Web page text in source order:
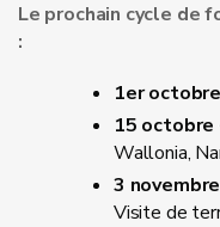
Le prochain cycle de
:
1er
15 octobre
Wallonia,
3
Visite de